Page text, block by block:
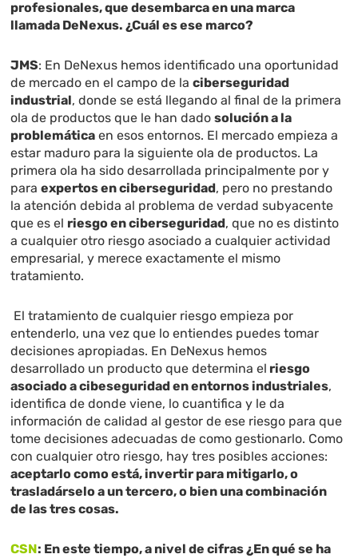
profesionales, que desembarca en una marca
llamada DeNexus. ¿Cuál es ese marco?
JMS: En DeNexus hemos identificado una oportunidad
de mercado en el campo de laciberseguridad
industrial, donde se está llegando al final de la primera
ola de productos que le han dadosolución a la
problemática en esos entornos. El mercado empieza a
estar maduro para la siguiente ola de productos. La
primera ola ha sido desarrollada principalmente por y
paraexpertos en ciberseguridad, pero no prestando
la atención debida al problema de verdad subyacente
que es el riesgo en ciberseguridad, que no es distinto
a cualquier otro riesgo asociado a cualquier actividad
empresarial, y merece exactamente el mismo
tratamiento.
El tratamiento de cualquier riesgo empieza por
entenderlo, una vez que lo entiendes puedes tomar
decisiones apropiadas. En DeNexus hemos
desarrollado un producto que determina el riesgo
asociado a cibeseguridad en entornos industriales,
identifica de donde viene, lo cuantifica y le da
información de calidad al gestor de ese riesgo para que
tome decisiones adecuadas de como gestionarlo. Como
con cualquier otro riesgo, hay tres posibles acciones:
aceptarlo como está, invertir para mitigarlo, o
trasladárselo a un tercero, o bien una combinación
de las tres cosas.
CSN: En este tiempo, a nivel de cifras ¿En qué se ha